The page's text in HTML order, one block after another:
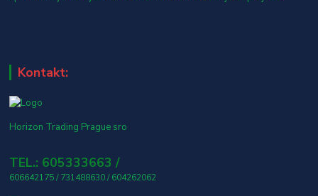
Kontakt:
Horizon Trading Prague sro
TEL.: 605333663 /
606642175 / 731488630 / 604262062